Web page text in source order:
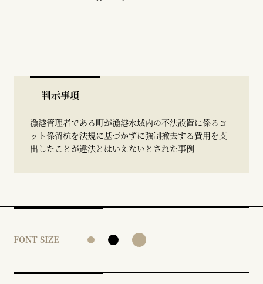
判示事項
漁港管理者である町が漁港水域内の不法設置に係るヨ
ット係留杭を法規に基づかずに強制撤去する費用を支
出したことが違法とはいえないとされた事例
FONT SIZE